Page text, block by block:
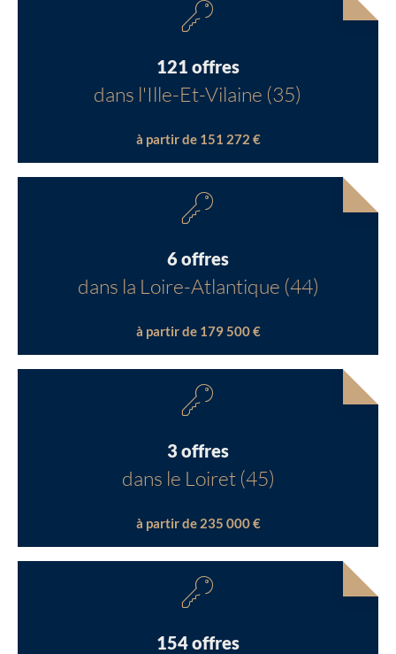
121 offres
dans l'Ille-Et-Vilaine (35)
à partir de 151 272 €
6 offres
dans la Loire-Atlantique (44)
à partir de 179 500 €
3 offres
dans le Loiret (45)
à partir de 235 000 €
154 offres